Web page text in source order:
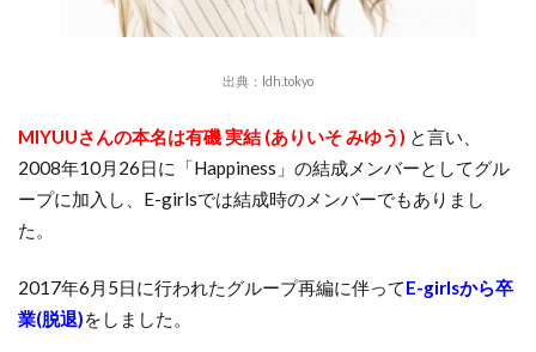
出典： ldh.tokyo
MIYUUさんの本名は有磯 実結 (ありいそ みゆう) と言い、
2008年10月26日に「Happiness」の結成メンバーとしてグル
ープに加入し、E-girlsでは結成時のメンバーでもありまし
た。
2017年6月5日に行われたグループ再編に伴ってE-girlsから卒
業(脱退)をしました。